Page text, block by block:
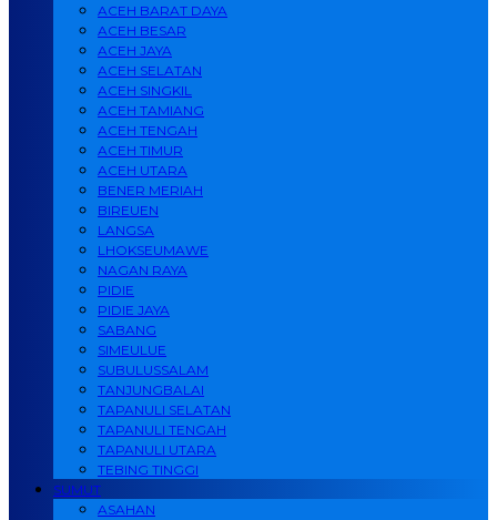
ACEH BARAT DAYA
ACEH BESAR
ACEH JAYA
ACEH SELATAN
ACEH SINGKIL
ACEH TAMIANG
ACEH TENGAH
ACEH TIMUR
ACEH UTARA
BENER MERIAH
BIREUEN
LANGSA
LHOKSEUMAWE
NAGAN RAYA
PIDIE
PIDIE JAYA
SABANG
SIMEULUE
SUBULUSSALAM
TANJUNGBALAI
TAPANULI SELATAN
TAPANULI TENGAH
TAPANULI UTARA
TEBING TINGGI
SUMUT
ASAHAN